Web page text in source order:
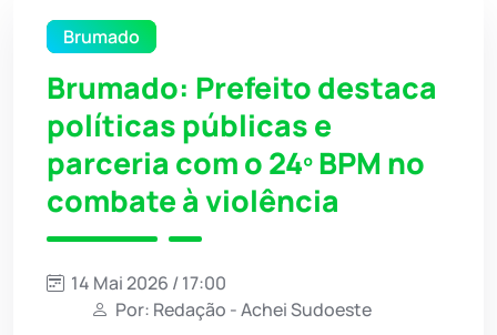
Brumado
Brumado: Prefeito destaca
políticas públicas e
parceria com o 24º BPM no
combate à violência
14 Mai 2026 / 17:00
Por: Redação - Achei Sudoeste